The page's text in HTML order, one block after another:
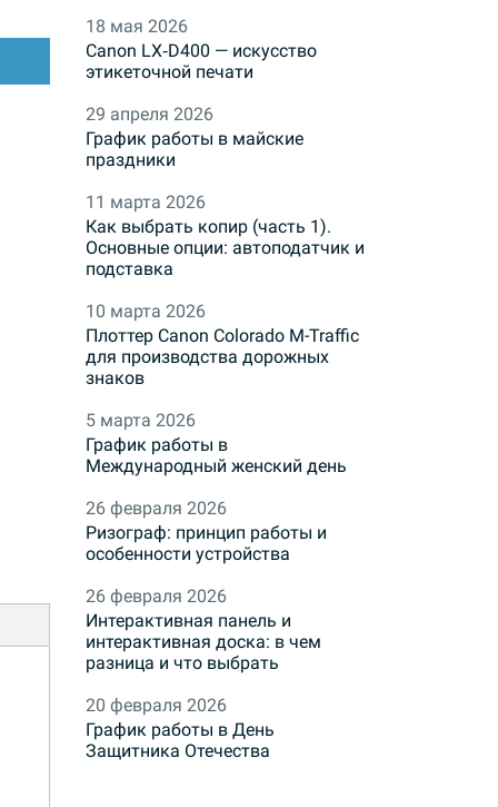
18 мая 2026
Canon LX‑D400 — искусство
этикеточной печати
29 апреля 2026
График работы в майские
праздники
11 марта 2026
Как выбрать копир (часть 1).
Основные опции: автоподатчик и
подставка
10 марта 2026
Плоттер Canon Colorado M-Traffic
для производства дорожных
знаков
5 марта 2026
График работы в
Международный женский день
26 февраля 2026
Ризограф: принцип работы и
особенности устройства
26 февраля 2026
Интерактивная панель и
интерактивная доска: в чем
разница и что выбрать
20 февраля 2026
График работы в День
Защитника Отечества